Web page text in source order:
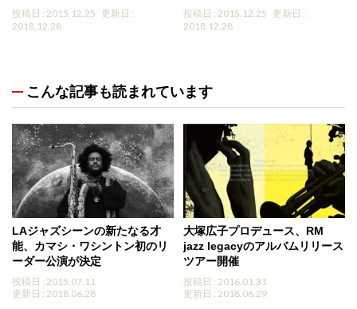
投稿日 : 2015.12.25 更新日 :
2018.12.28
投稿日 : 2015.12.25 更新日 :
2018.12.28
こんな記事も読まれています
LAジャズシーンの新たなる才
能、カマシ・ワシントン初のリ
ーダー公演が決定
投稿日 : 2015.07.11
更新日 : 2018.06.28
大塚広子プロデュース、RM
jazz legacyのアルバムリリース
ツアー開催
投稿日 : 2016.01.31
更新日 : 2018.06.29